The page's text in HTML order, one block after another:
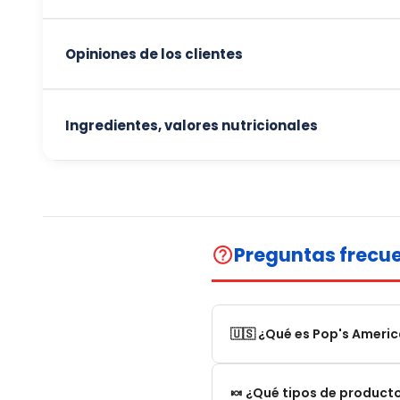
Opiniones de los clientes
Ingredientes, valores nutricionales
help_outlinePreguntas
🇺🇸 ¿Qué es Pop's
Pop's America es una
🍬 ¿Qué tipos de